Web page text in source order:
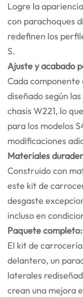
Logre la
con parachoques
redefinen los
S.
Ajuste y acabado
Cada
diseñado según
chasis W221, lo
para los modelos
modificaciones
Materiales
Construido con
este kit de
desgaste
incluso en
Paquete completo:
El kit de
delantero, un
laterales
crean una mejora